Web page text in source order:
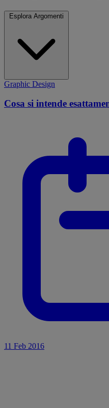
Esplora Argomenti
Graphic Design
Cosa si intende
11 Feb 2016